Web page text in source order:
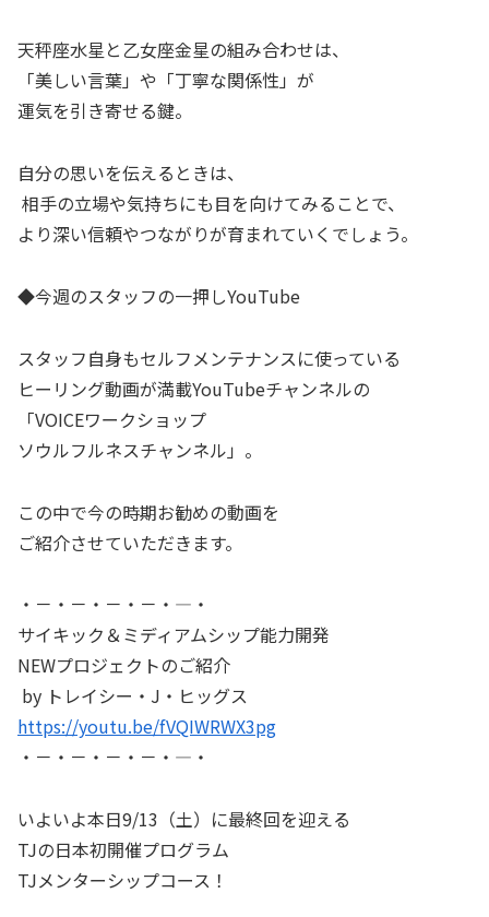
天秤座水星と乙女座金星の組み合わせは、
「美しい言葉」や「丁寧な関係性」が
運気を引き寄せる鍵。
自分の思いを伝えるときは、
相手の立場や気持ちにも目を向けてみることで、
より深い信頼やつながりが育まれていくでしょう。
◆今週のスタッフの一押しYouTube
スタッフ自身もセルフメンテナンスに使っている
ヒーリング動画が満載YouTubeチャンネルの
「VOICEワークショップ
ソウルフルネスチャンネル」。
この中で今の時期お勧めの動画を
ご紹介させていただきます。
・－・－・－・－・―・
サイキック＆ミディアムシップ能力開発
NEWプロジェクトのご紹介
by トレイシー・J・ヒッグス
https://youtu.be/fVQIWRWX3pg
・－・－・－・－・―・
いよいよ本日9/13（土）に最終回を迎える
TJの日本初開催プログラム
TJメンターシップコース！